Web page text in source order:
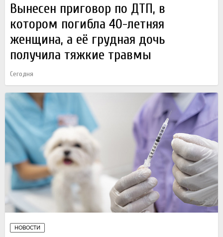
Вынесен приговор по ДТП, в
котором погибла 40-летняя
женщина, а её грудная дочь
получила тяжкие травмы
Сегодня
НОВОСТИ